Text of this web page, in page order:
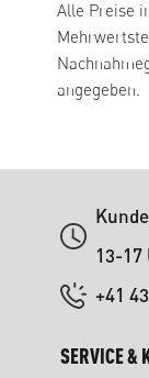
Alle Preise
angegeben.
13-17
+41
SERVICE &